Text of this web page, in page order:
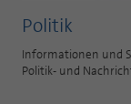
Politik
Informationen und
Politik- und